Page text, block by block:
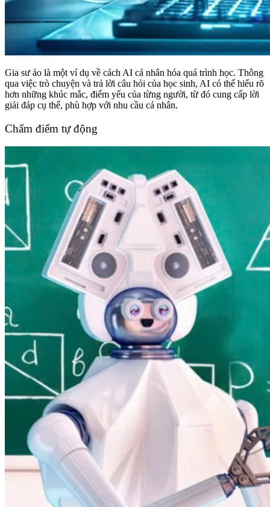
Gia sư ảo là một ví dụ về cách AI cá nhân hóa quá trình học. Thông
qua việc trò chuyện và trả lời câu hỏi của học sinh, AI có thể hiểu rõ
hơn những khúc mắc, điểm yếu của từng người, từ đó cung cấp lời
giải đáp cụ thể, phù hợp với nhu cầu cá nhân.
Chấm điểm tự động